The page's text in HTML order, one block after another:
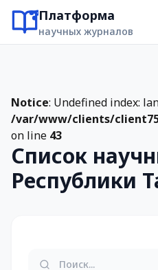
Платформа
научных журналов
Notice: Undefined index:
/var/www/clients/
on line 43
Список
Республики